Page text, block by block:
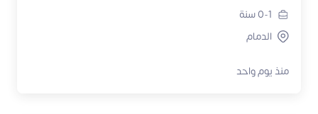
0-1سنة
الدمام
منذ يوم واحد